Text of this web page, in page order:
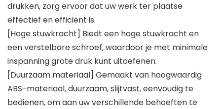
drukken, zorg ervoor dat uw werk ter plaatse
effectief en efficiënt is.
[Hoge stuwkracht] Biedt een hoge stuwkracht en
een verstelbare schroef, waardoor je met minimale
inspanning grote druk kunt uitoefenen.
[Duurzaam materiaal] Gemaakt van hoogwaardig
ABS-materiaal, duurzaam, slijtvast, eenvoudig te
bedienen, om aan uw verschillende behoeften te